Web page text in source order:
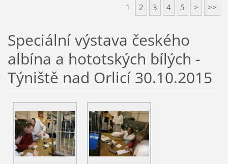
1 2 3 4 5 > >>
Speciální výstava českého
albína a hototských bílých -
Týniště nad Orlicí 30.10.2015